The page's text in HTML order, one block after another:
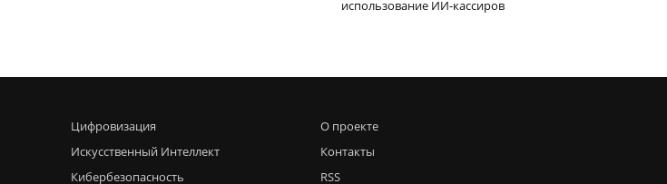
использование ИИ-кассиров
Цифровизация
Искусственный Интеллект
Кибербезопасность
О проекте
Контакты
RSS